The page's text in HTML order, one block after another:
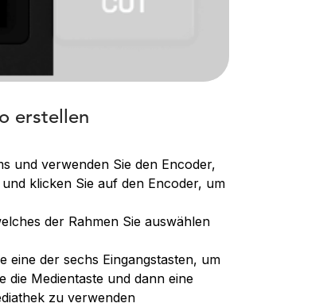
erstellen
und verwenden Sie den Encoder,
klicken Sie auf den Encoder, um
der Rahmen Sie auswählen
eine der sechs Eingangstasten, um
die Medientaste und dann eine
zu verwenden